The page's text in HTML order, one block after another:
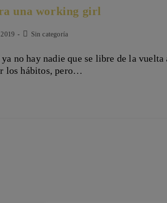
una working girl
Categoría
la
entrada:
Sin categoría
no hay nadie que se libre de la
los hábitos, pero…